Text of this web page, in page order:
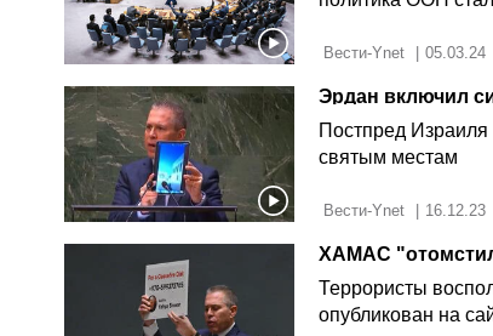
05.03.24
Эрдан включил
Постпред
святым местам
16.12.23
Террористы
опубликован на